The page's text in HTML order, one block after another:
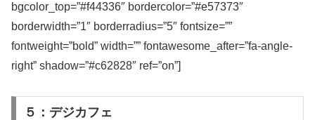
bgcolor_top=”#f44336″ bordercolor=”#e57373″
borderwidth=”1″ borderradius=”5″ fontsize=””
fontweight=”bold” width=”” fontawesome_after=”fa-angle-
right” shadow=”#c62828″ ref=”on”]
５：デジカフェ